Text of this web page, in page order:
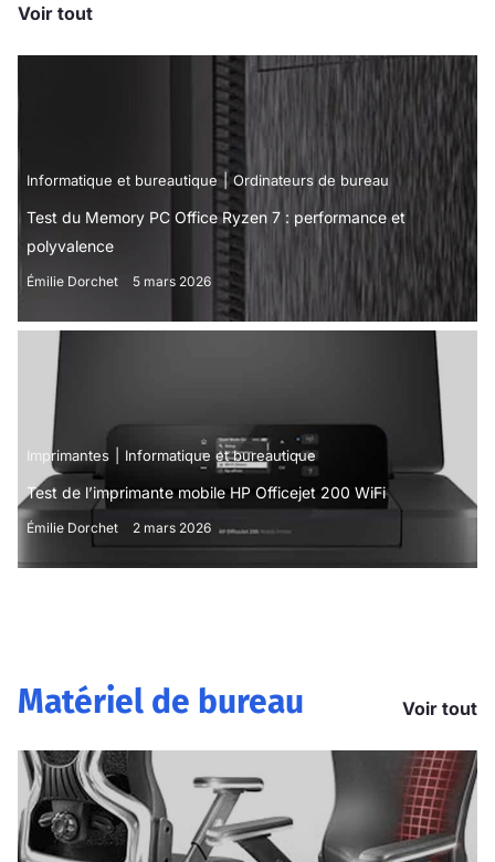
Voir tout
Informatique et bureautique Ordinateurs de bureau
Test du Memory PC Office Ryzen 7 : performance et
polyvalence
Émilie Dorchet 5 mars 2026
Imprimantes Informatique et bureautique
Test de l’imprimante mobile HP Officejet 200 WiFi
Émilie Dorchet 2 mars 2026
Matériel de bureau Voir tout